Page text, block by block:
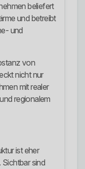
beliefert
und betreibt
und
von
nicht nur
mit realer
regionalem
ist eher
sind